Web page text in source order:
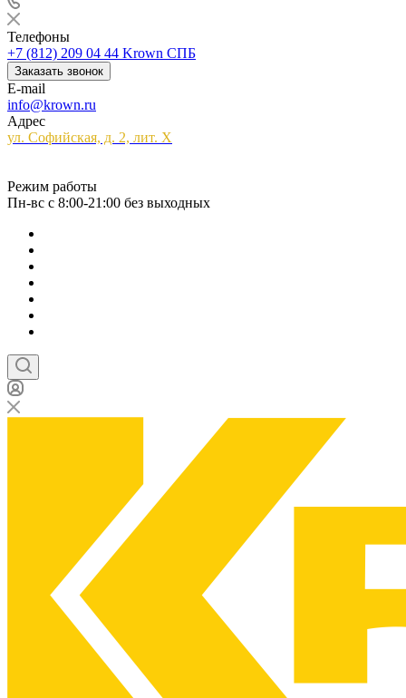
Телефоны
+7 (812) 209 04 44 Krown СПБ
Заказать звонок
E-mail
info@krown.ru
Адрес
ул. Софийская, д. 2, лит. Х
Режим работы
Пн-вс с 8:00-21:00 без выходных